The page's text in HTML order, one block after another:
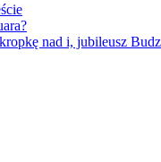
nad i, jubileusz